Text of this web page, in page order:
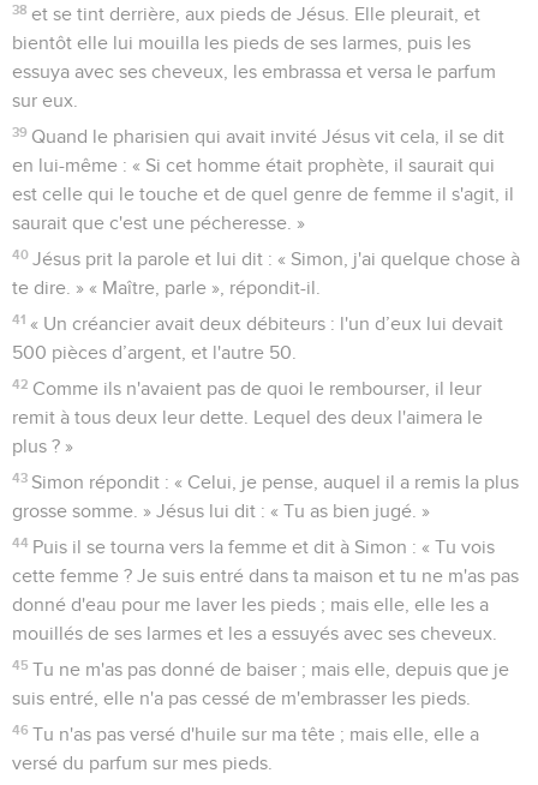
38 et se tint derrière, aux pieds de Jésus. Elle pleurait, et
bientôt elle lui mouilla les pieds de ses larmes, puis les
essuya avec ses cheveux, les embrassa et versa le parfum
sur eux.
39 Quand le pharisien qui avait invité Jésus vit cela, il se dit
en lui-même : « Si cet homme était prophète, il saurait qui
est celle qui le touche et de quel genre de femme il s'agit, il
saurait que c'est une pécheresse. »
40 Jésus prit la parole et lui dit : « Simon, j'ai quelque chose à
te dire. » « Maître, parle », répondit-il.
41 « Un créancier avait deux débiteurs : l'un d’eux lui devait
500 pièces d’argent, et l'autre 50.
42 Comme ils n'avaient pas de quoi le rembourser, il leur
remit à tous deux leur dette. Lequel des deux l'aimera le
plus ? »
43 Simon répondit : « Celui, je pense, auquel il a remis la plus
grosse somme. » Jésus lui dit : « Tu as bien jugé. »
44 Puis il se tourna vers la femme et dit à Simon : « Tu vois
cette femme ? Je suis entré dans ta maison et tu ne m'as pas
donné d'eau pour me laver les pieds ; mais elle, elle les a
mouillés de ses larmes et les a essuyés avec ses cheveux.
45 Tu ne m'as pas donné de baiser ; mais elle, depuis que je
suis entré, elle n'a pas cessé de m'embrasser les pieds.
46 Tu n'as pas versé d'huile sur ma tête ; mais elle, elle a
versé du parfum sur mes pieds.